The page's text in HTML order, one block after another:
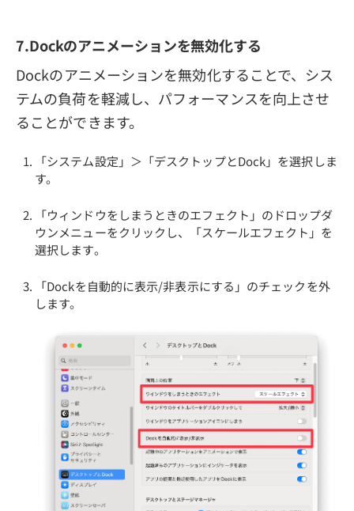
7.Dockのアニメーションを無効化する
Dockのアニメーションを無効化することで、シス
テムの負荷を軽減し、パフォーマンスを向上させ
ることができます。
「システム設定」＞「デスクトップとDock」を選択しま
す。
「ウィンドウをしまうときのエフェクト」のドロップダ
ウンメニューをクリックし、「スケールエフェクト」を
選択します。
「Dockを自動的に表示/非表示にする」のチェックを外
します。